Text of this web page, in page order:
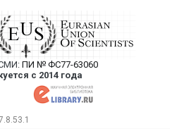
Союз Ученых —
научных статей в
научном журнале
ПИ № ФС77-63060
с 2014 года
— публикация научных статей в
научном журнале